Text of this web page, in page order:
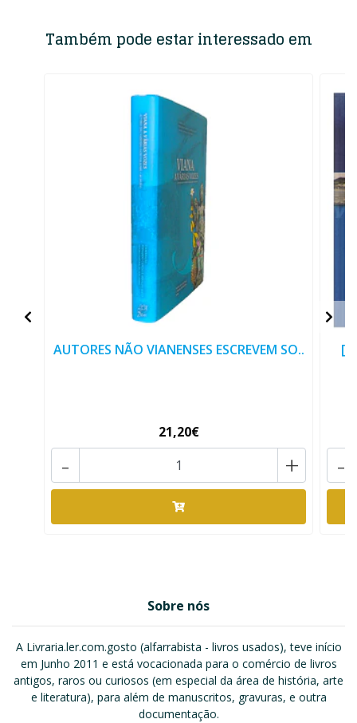
Também pode estar interessado em
AUTORES NÃO VIANENSES ESCREVEM SO..
21,20€
+
- -
Sobre nós
A Livraria.ler.com.gosto (alfarrabista - livros usados), teve início
em Junho 2011 e está vocacionada para o comércio de livros
antigos, raros ou curiosos (em especial da área de história, arte
e literatura), para além de manuscritos, gravuras, e outra
documentação.